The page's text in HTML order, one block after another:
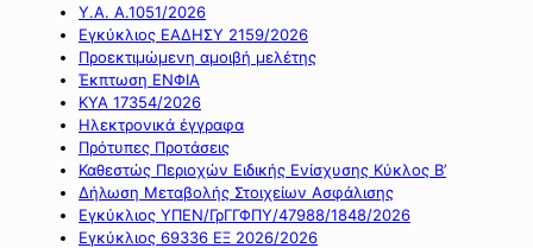
Υ.Α. Α.1051/2026
Εγκύκλιος ΕΑΔΗΣΥ 2159/2026
Προεκτιμώμενη αμοιβή μελέτης
Έκπτωση ΕΝΦΙΑ
ΚΥΑ 17354/2026
Ηλεκτρονικά έγγραφα
Πρότυπες Προτάσεις
Καθεστώς Περιοχών Ειδικής Ενίσχυσης Κύκλος Β’
Δήλωση Μεταβολής Στοιχείων Ασφάλισης
Εγκύκλιος ΥΠΕΝ/ΓρΓΓΦΠΥ/47988/1848/2026
Εγκύκλιος 69336 ΕΞ 2026/2026